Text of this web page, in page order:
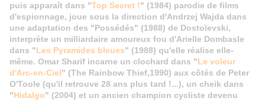
puis apparaît dans "Top Secret !" (1984) parodie de films
d'espionnage, joue sous la direction d'Andrzej Wajda dans
une adaptation des "Possédés" (1988) de Dostoïevski,
interprète un milliardaire amoureux fou d'Arielle Dombasle
dans "Les Pyramides bleues" (1988) qu'elle réalise elle-
même. Omar Sharif incarne un clochard dans "Le voleur
d'Arc-en-Ciel" (The Rainbow Thief,1990) aux côtés de Peter
O'Toole (qu'il retrouve 28 ans plus tard !...), un cheik dans
"Hidalgo" (2004) et un ancien champion cycliste devenu